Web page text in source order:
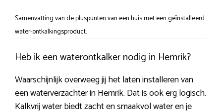
Samenvatting van de pluspunten van een huis met een geïnstalleerd
water-ontkalkingsproduct.
Heb ik een waterontkalker nodig in Hemrik?
Waarschijnlijk overweeg jij het laten installeren van
een waterverzachter in Hemrik. Dat is ook erg logisch.
Kalkvrij water biedt zacht en smaakvol water en je